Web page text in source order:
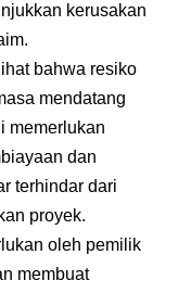
kerusakan
bahwa resiko
mendatang
memerlukan
dan
terhindar dari
proyek.
oleh pemilik
membuat